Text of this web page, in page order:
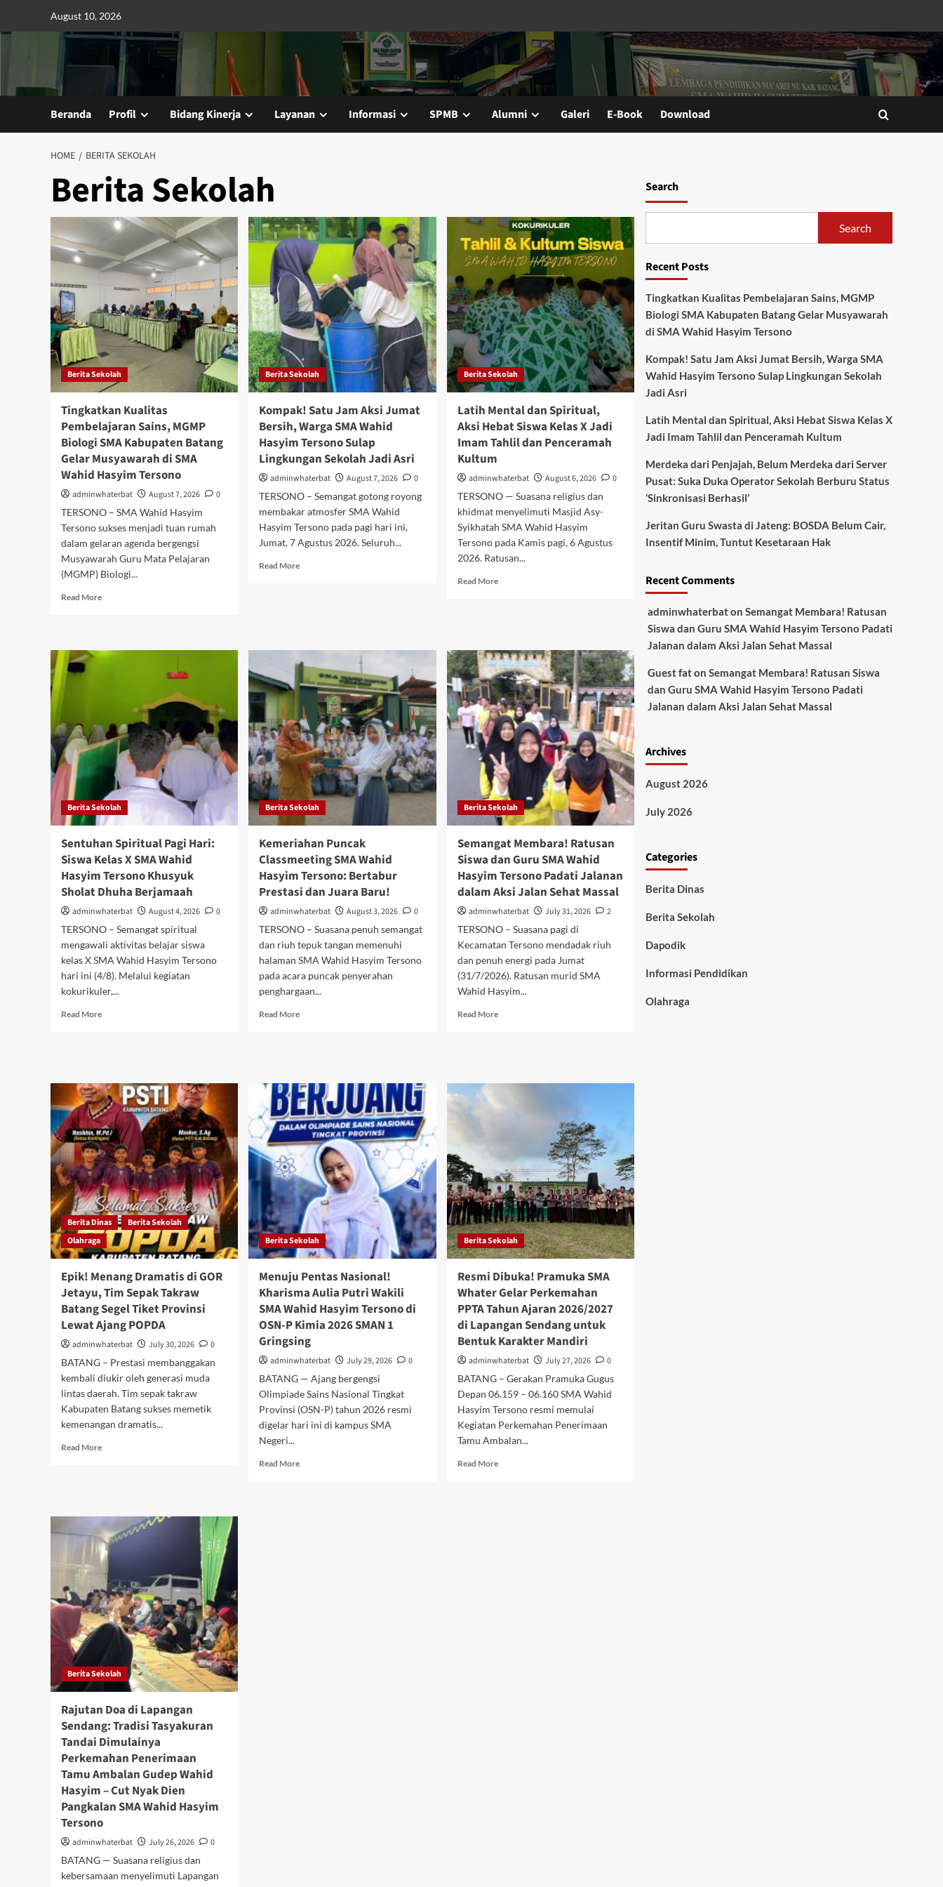
August 10, 2026
Beranda Profil Bidang Kinerja Layanan Informasi SPMB Alumni Galeri E-Book Download
HOME BERITA SEKOLAH
Berita Sekolah
Berita Sekolah
Tingkatkan Kualitas
Pembelajaran Sains, MGMP
Biologi SMA Kabupaten Batang
Gelar Musyawarah di SMA
Wahid Hasyim Tersono
adminwhaterbat August 7, 2026
0
TERSONO – SMA Wahid Hasyim
Tersono sukses menjadi tuan rumah
dalam gelaran agenda bergengsi
Musyawarah Guru Mata Pelajaran
(MGMP) Biologi...
Read MoreRead
Kualitas
Pembelajaran
Kabupaten
Batang
Gelar
Musyawarah
SMA
Wahid
Hasyim
Berita Sekolah
Kompak! Satu Jam Aksi Jumat
Bersih, Warga SMA Wahid
Hasyim Tersono Sulap
Lingkungan Sekolah Jadi Asri
adminwhaterbat August 7, 2026
0
TERSONO – Semangat gotong royong
membakar atmosfer SMA Wahid
Hasyim Tersono pada pagi hari ini,
Jumat, 7 Agustus 2026. Seluruh...
Read MoreRead
Bersih,
Warga
SMA
Wahid
Hasyim
Tersono
Sulap
Lingkungan
Sekolah
Jadi
Asri
Berita Sekolah
Latih Mental dan Spiritual,
Aksi Hebat Siswa Kelas X Jadi
Imam Tahlil dan Penceramah
Kultum
adminwhaterbat August 6, 2026
0
TERSONO — Suasana religius dan
khidmat menyelimuti Masjid Asy-
Syikhatah SMA Wahid Hasyim
Tersono pada Kamis pagi, 6 Agustus
2026. Ratusan...
Read MoreRead
Spiritual,
Aksi
Hebat
Siswa
Kelas
X
Jadi
Imam
Tahlil
dan
Penceramah
Kultum
Berita Sekolah
Sentuhan Spiritual Pagi Hari:
Siswa Kelas X SMA Wahid
Hasyim Tersono Khusyuk
Sholat Dhuha Berjamaah
adminwhaterbat August 4, 2026
0
TERSONO – Semangat spiritual
mengawali aktivitas belajar siswa
kelas X SMA Wahid Hasyim Tersono
hari ini (4/8). Melalui kegiatan
kokurikuler,...
Read MoreRead
Hari:
Siswa
Kelas
X
SMA
Wahid
Hasyim
Tersono
Khusyuk
Sholat
Dhuha
Berjamaah
Berita Sekolah
Kemeriahan Puncak
Classmeeting SMA Wahid
Hasyim Tersono: Bertabur
Prestasi dan Juara Baru!
adminwhaterbat August 3, 2026
0
TERSONO – Suasana penuh semangat
dan riuh tepuk tangan memenuhi
halaman SMA Wahid Hasyim Tersono
pada acara puncak penyerahan
penghargaan...
Read MoreRead
SMA
Wahid
Hasyim
Tersono:
Bertabur
Prestasi
dan
Juara
Baru!
Berita Sekolah
Semangat Membara! Ratusan
Siswa dan Guru SMA Wahid
Hasyim Tersono Padati Jalanan
dalam Aksi Jalan Sehat Massal
adminwhaterbat July 31, 2026
2
TERSONO – Suasana pagi di
Kecamatan Tersono mendadak riuh
dan penuh energi pada Jumat
(31/7/2026). Ratusan murid SMA
Wahid Hasyim...
Read MoreRead
Hasyim
Tersono
Padati
Jalanan
dalam
Aksi
Jalan
Sehat
Berita Dinas
Berita Sekolah
Olahraga
Epik! Menang Dramatis di GOR
Jetayu, Tim Sepak Takraw
Batang Segel Tiket Provinsi
Lewat Ajang POPDA
adminwhaterbat July 30, 2026
0
BATANG – Prestasi membanggakan
kembali diukir oleh generasi muda
lintas daerah. Tim sepak takraw
Kabupaten Batang sukses memetik
kemenangan dramatis...
Read MoreRead
GOR
Jetayu,
Tim
Sepak
Takraw
Batang
Segel
Tiket
Provinsi
Ajang
POPDA
Berita Sekolah
Menuju Pentas Nasional!
Kharisma Aulia Putri Wakili
SMA Wahid Hasyim Tersono di
OSN-P Kimia 2026 SMAN 1
Gringsing
adminwhaterbat July 29, 2026
0
BATANG — Ajang bergengsi
Olimpiade Sains Nasional Tingkat
Provinsi (OSN-P) tahun 2026 resmi
digelar hari ini di kampus SMA
Negeri...
Read MoreRead
Berita Sekolah
Resmi Dibuka! Pramuka SMA
Whater Gelar Perkemahan
PPTA Tahun Ajaran 2026/2027
di Lapangan Sendang untuk
Bentuk Karakter Mandiri
adminwhaterbat July 27, 2026
0
BATANG – Gerakan Pramuka Gugus
Depan 06.159 – 06.160 SMA Wahid
Hasyim Tersono resmi memulai
Kegiatan Perkemahan Penerimaan
Tamu Ambalan...
Read MoreRead
Berita Sekolah
Rajutan Doa di Lapangan
Sendang: Tradisi Tasyakuran
Tandai Dimulainya
Perkemahan Penerimaan
Tamu Ambalan Gudep Wahid
Hasyim – Cut Nyak Dien
Pangkalan SMA Wahid Hasyim
Tersono
adminwhaterbat July 26, 2026
0
BATANG — Suasana religius dan
kebersamaan menyelimuti Lapangan
Search
Search
Recent Posts
Tingkatkan Kualitas Pembelajaran Sains, MGMP
Biologi SMA Kabupaten Batang Gelar Musyawarah
di SMA Wahid Hasyim Tersono
Kompak! Satu Jam Aksi Jumat Bersih, Warga SMA
Wahid Hasyim Tersono Sulap Lingkungan Sekolah
Jadi Asri
Latih Mental dan Spiritual, Aksi Hebat Siswa Kelas X
Jadi Imam Tahlil dan Penceramah Kultum
Merdeka dari Penjajah, Belum Merdeka dari Server
Pusat: Suka Duka Operator Sekolah Berburu Status
‘Sinkronisasi Berhasil’
Jeritan Guru Swasta di Jateng: BOSDA Belum Cair,
Insentif Minim, Tuntut Kesetaraan Hak
Recent Comments
adminwhaterbaton Semangat Membara! Ratusan
Siswa dan Guru SMA Wahid Hasyim Tersono Padati
Jalanan dalam Aksi Jalan Sehat Massal
Guest faton Semangat Membara! Ratusan Siswa
dan Guru SMA Wahid Hasyim Tersono Padati
Jalanan dalam Aksi Jalan Sehat Massal
Archives
August 2026
July 2026
Categories
Berita Dinas
Berita Sekolah
Dapodik
Informasi Pendidikan
Olahraga